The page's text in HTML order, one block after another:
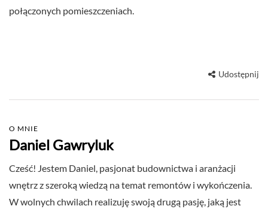
połączonych pomieszczeniach.
Udostępnij
O MNIE
Daniel Gawryluk
Cześć! Jestem Daniel, pasjonat budownictwa i aranżacji
wnętrz z szeroką wiedzą na temat remontów i wykończenia.
W wolnych chwilach realizuję swoją drugą pasję, jaką jest